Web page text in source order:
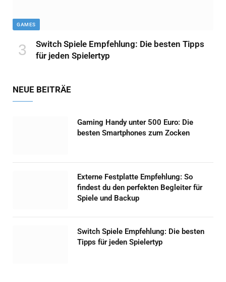
GAMES
Switch Spiele Empfehlung: Die besten Tipps
für jeden Spielertyp
NEUE BEITRÄE
Gaming Handy unter 500 Euro: Die
besten Smartphones zum Zocken
Externe Festplatte Empfehlung: So
findest du den perfekten Begleiter für
Spiele und Backup
Switch Spiele Empfehlung: Die besten
Tipps für jeden Spielertyp